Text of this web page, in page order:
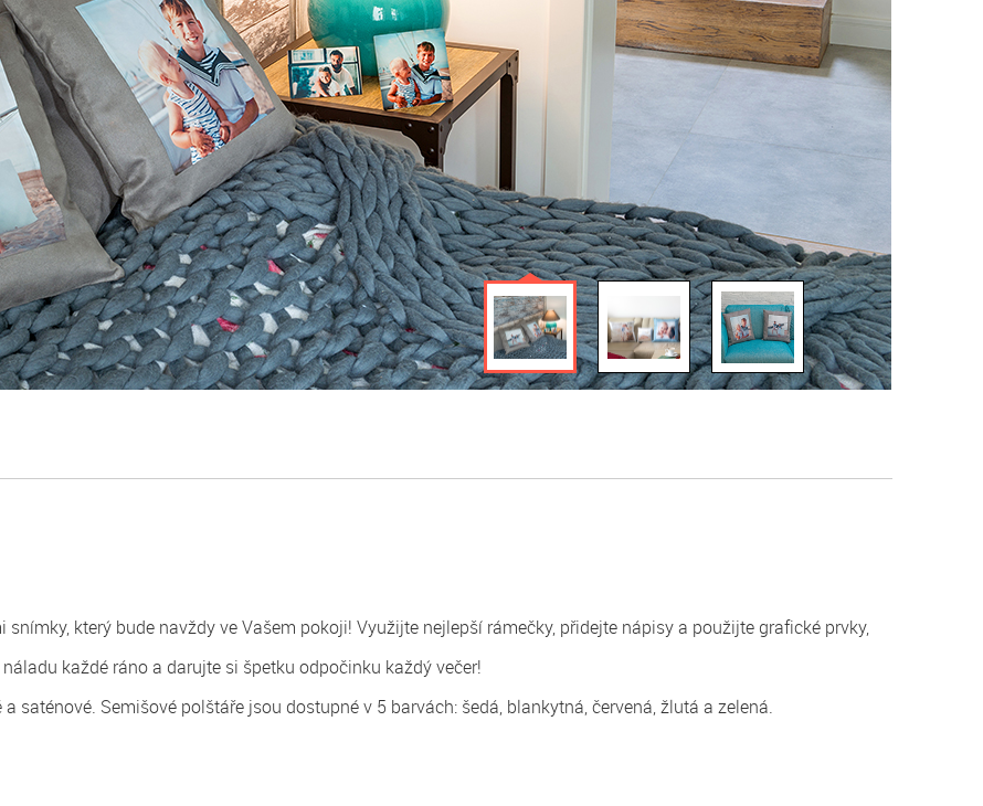
který bude navždy ve Vašem pokoji! Využijte nejlepší rámečky, přidejte nápisy a použijte grafické prvky,
každé ráno a darujte si špetku odpočinku každý večer!
saténové. Semišové polštáře jsou dostupné v 5 barvách: šedá, blankytná, červená, žlutá a zelená.